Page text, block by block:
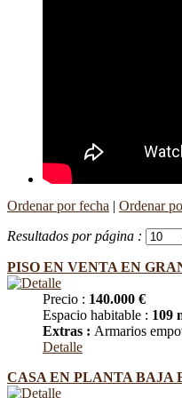
Ordenar por fecha | Ordenar
Resultados por página :
PISO EN VENTA EN
Precio : 140.000 €
Espacio habitable : 109
Extras : Armarios
Detalle
CASA EN PLANTA BAJA